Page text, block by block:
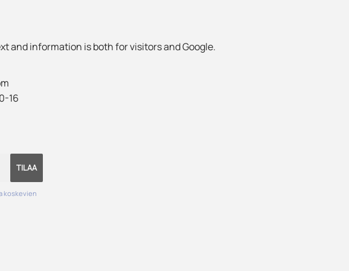
and information is both for visitors and Google.
16
TILAA
koskevien